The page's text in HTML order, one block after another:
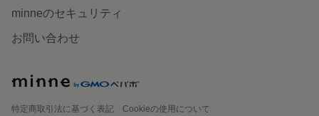
minneのセキュリティ
お問い合わせ
特定商取引法に基づく表記
Cookieの使用について